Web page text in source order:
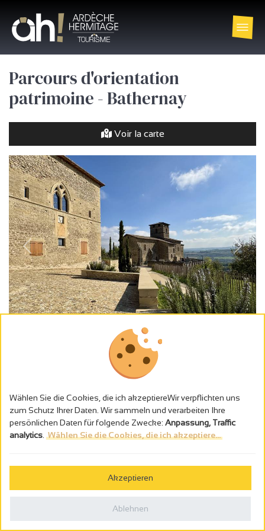
Parcours d'orientation
patrimoine - Bathernay
Voir la carte
Vorherige Weiter
26260 BATHERNAY
E-Mail senden
+33 4 75 45 64 14
https://trahce.com/trek/69344-Parc…
Wählen Sie die Cookies, die ich akzeptiereWir verpflichten uns
zum Schutz Ihrer Daten. Wir sammeln und verarbeiten Ihre
persönlichen Daten für folgende Zwecke: Anpassung, Traffic
analytics Wählen Sie die Cookies, die ich akzeptiere...
Akzeptieren
Ablehnen